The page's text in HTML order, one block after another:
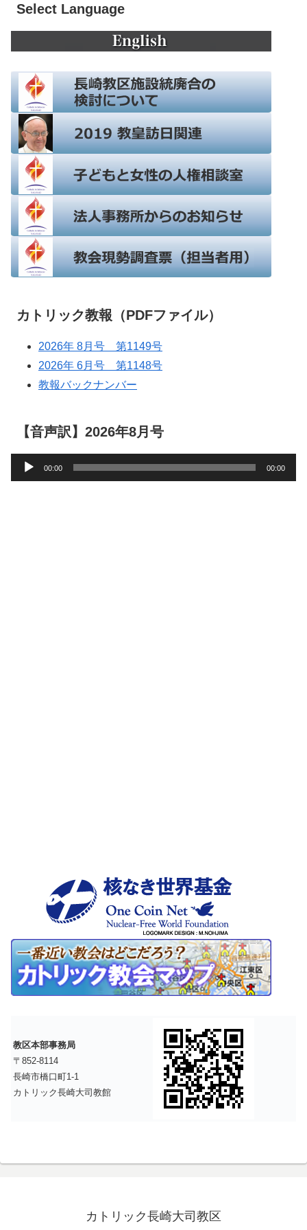
Select Language
カトリック教報（PDFファイル）
2026年 8月号 第1149号
2026年 6月号 第1148号
教報バックナンバー
【音声訳】2026年8月号
声
00:00 00:00
教区本部事務局
〒852-8114
長崎市橋口町1-1
カトリック長崎大司教館
カトリック長崎大司教区